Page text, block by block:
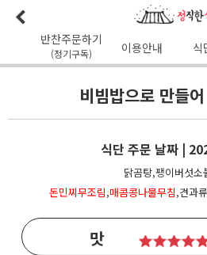
반찬주문하기
(정기구독) 이용안내 식
식단사진 1:1문의 공지사항
오전7
비빔밥으로 만들
식단 주문 날짜 |
닭곰탕,팽이버섯소
돈민찌무조림,매콤콩나물무침,견과
맛